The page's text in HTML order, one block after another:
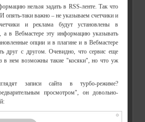
нельзя задать в RSS-ленте. Так что
опять-таки важно – не указываем счетчики и
и реклама будут установлены в
а в Вебмастере эту информацию указывать
опции и в плагине и в Вебмастере
друг с другом. Очевидно, что сервис еще
в нем возможны такие "косяки", но что уж
записи сайта в турбо-режиме?
просмотром", он довольно-